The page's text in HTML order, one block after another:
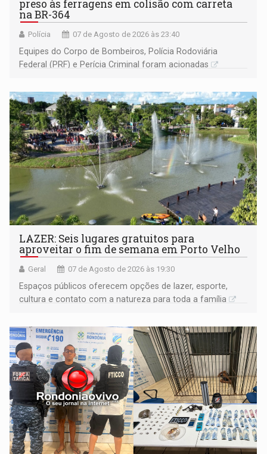
preso às ferragens em colisão com carreta
na BR-364
Polícia 07 de Agosto de 2026 às 23:40
Equipes do Corpo de Bombeiros, Polícia Rodoviária
Federal (PRF) e Perícia Criminal foram acionadas
LAZER: Seis lugares gratuitos para
aproveitar o fim de semana em Porto Velho
Geral 07 de Agosto de 2026 às 19:30
Espaços públicos oferecem opções de lazer, esporte,
cultura e contato com a natureza para toda a família